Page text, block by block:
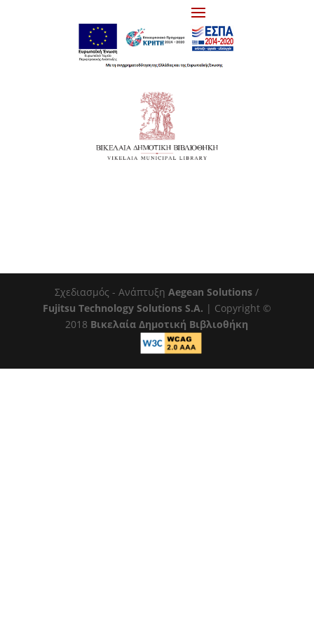
Σχεδιασμός - ΑνάπτυξηAegean Solutions /
Fujitsu Technology Solutions S.A. | Copyright ©
2018 Βικελαία Δημοτική Βιβλιοθήκη